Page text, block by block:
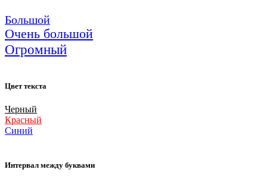
Большой
Очень большой
Огромный
Цвет текста
Черный
Красный
Синий
Интервал между буквами